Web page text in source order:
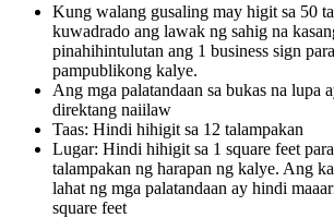
Kung walang gusaling may higit sa 50
kuwadrado ang lawak ng sahig na
pinahihintulutan ang 1 business sign
pampublikong kalye.
Ang mga palatandaan sa bukas na lupa
direktang naiilaw
Taas: Hindi hihigit sa 12 talampakan
Lugar: Hindi hihigit sa 1 square feet
talampakan ng harapan ng kalye. Ang
lahat ng mga palatandaan ay hindi
square feet